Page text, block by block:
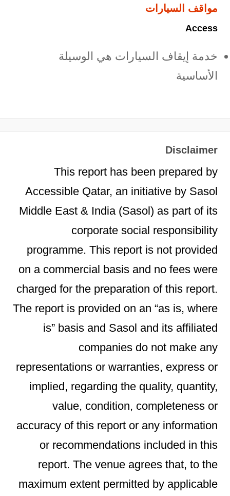
مواقف السيارات
Access
خدمة إيقاف السيارات هي الوسيلة
الأساسية
Disclaimer
This report has been prepared by
Accessible Qatar, an initiative by Sasol
Middle East & India (Sasol) as part of its
corporate social responsibility
programme. This report is not provided
on a commercial basis and no fees were
charged for the preparation of this report.
The report is provided on an “as is, where
is” basis and Sasol and its affiliated
companies do not make any
representations or warranties, express or
implied, regarding the quality, quantity,
value, condition, completeness or
accuracy of this report or any information
or recommendations included in this
report. The venue agrees that, to the
maximum extent permitted by applicable